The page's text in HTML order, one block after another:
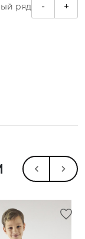
ряд - +